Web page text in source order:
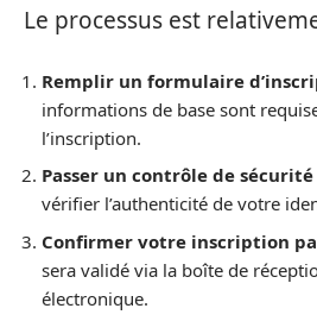
Le processus est
Remplir un formulaire
informations de base sont
l’inscription.
Passer un contrôle de sécurité
vérifier l’authenticité de votre
Confirmer votre inscription
sera validé via la boîte de
électronique.